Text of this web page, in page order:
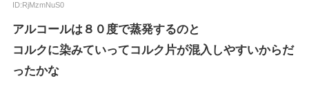
ID:RjMzmNuS0
アルコールは８０度で蒸発するのと
コルクに染みていってコルク片が混入しやすいからだ
ったかな